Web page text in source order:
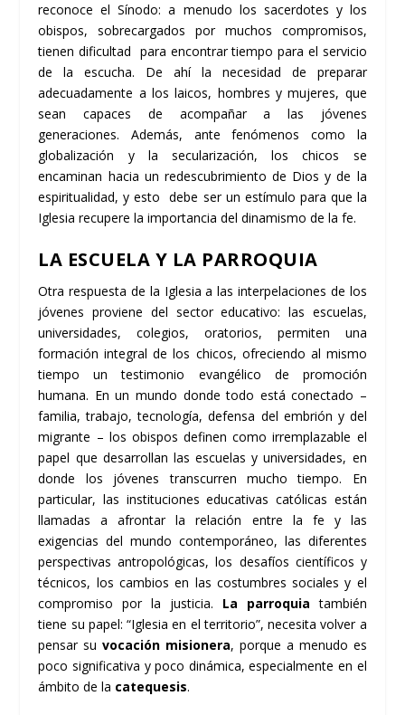
reconoce el Sínodo: a menudo los sacerdotes y los
obispos, sobrecargados por muchos compromisos,
tienen dificultad para encontrar tiempo para el servicio
de la escucha. De ahí la necesidad de preparar
adecuadamente a los laicos, hombres y mujeres, que
sean capaces de acompañar a las jóvenes
generaciones. Además, ante fenómenos como la
globalización y la secularización, los chicos se
encaminan hacia un redescubrimiento de Dios y de la
espiritualidad, y esto debe ser un estímulo para que la
Iglesia recupere la importancia del dinamismo de la fe.
LA ESCUELA Y LA PARROQUIA
Otra respuesta de la Iglesia a las interpelaciones de los
jóvenes proviene del sector educativo: las escuelas,
universidades, colegios, oratorios, permiten una
formación integral de los chicos, ofreciendo al mismo
tiempo un testimonio evangélico de promoción
humana. En un mundo donde todo está conectado –
familia, trabajo, tecnología, defensa del embrión y del
migrante – los obispos definen como irremplazable el
papel que desarrollan las escuelas y universidades, en
donde los jóvenes transcurren mucho tiempo. En
particular, las instituciones educativas católicas están
llamadas a afrontar la relación entre la fe y las
exigencias del mundo contemporáneo, las diferentes
perspectivas antropológicas, los desafíos científicos y
técnicos, los cambios en las costumbres sociales y el
compromiso por la justicia. La parroquia también
tiene su papel: “Iglesia en el territorio”, necesita volver a
pensar suvocación misionera, porque a menudo es
poco significativa y poco dinámica, especialmente en el
ámbito de la catequesis.